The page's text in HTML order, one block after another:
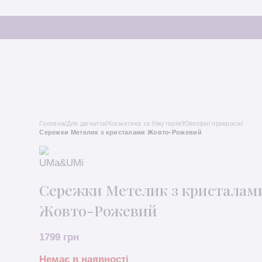
Головна/Для дівчаток/Косметика та біжутерія/Ювелірні прикраси/
Сережки Метелик з кристалами Жовто-Рожевий
Сережки Метелик з
Жовто-Рожевий
1799 грн
Немає в наявності